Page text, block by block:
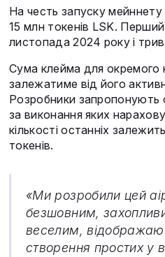
На честь запуску
15 млн токенів LSK.
листопада 2024 року і
Сума клейма для окремого
залежатиме від його
Розробники запропонують
за виконання яких
кількості останніх
токенів.
«Ми розробили цей
безшовним,
веселим,
створення простих у